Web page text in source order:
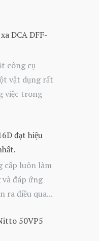
DCA DFF-
công cụ
vật dụng rất
việc trong
đạt hiệu
cấp luôn làm
đáp ứng
ra điều qua...
50VP5